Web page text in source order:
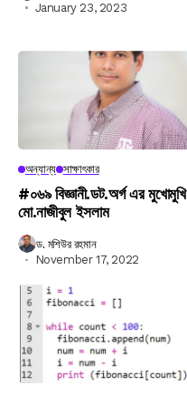
January 23, 2023
অন্যান্য সাক্ষাৎকার
#০৬৯ বিজ্ঞানী.ডট.অর্গ এর মুখোমুখি
মো.নাজীবুল ইসলাম
ড. মশিউর রহমান
November 17, 2022